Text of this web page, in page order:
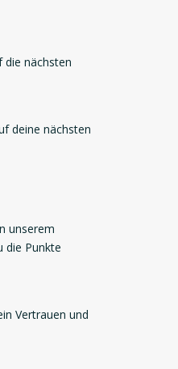
die nächsten
deine nächsten
unserem
die Punkte
Vertrauen und